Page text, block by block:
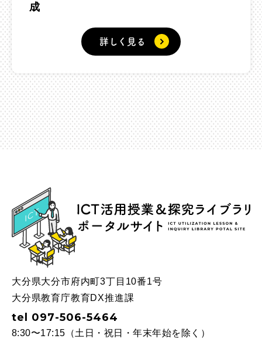
成
詳しく見る
ICT
大分県大分市府内町3丁目10番1号
大分県教育庁教育DX推進課
tel 097-506-5464
8:30〜17:15（土日・祝日・年末年始を除く）